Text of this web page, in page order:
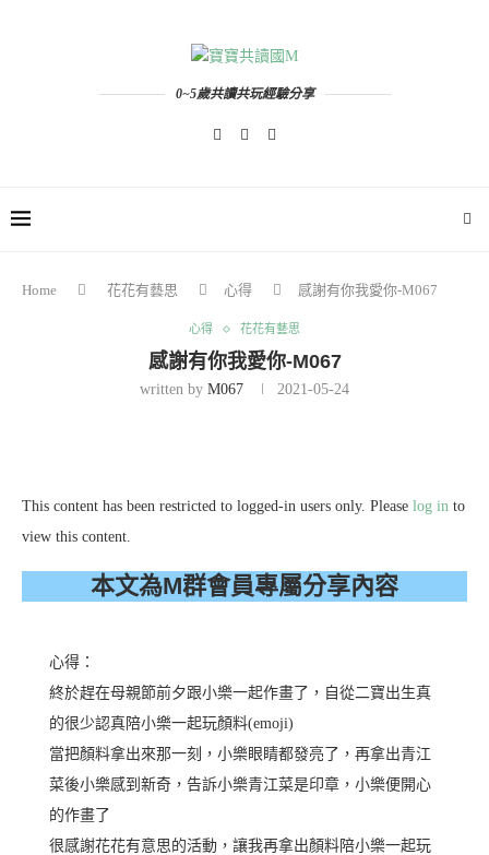
0~5歲共讀共玩經驗分享
Home 花花有藝思 心得 感謝有你我愛你-M067
心得 花花有藝思
感謝有你我愛你-M067
written by M067 2021-05-24
This content has been restricted to logged-in users only. Please log in to
view this content.
本文為M群會員專屬分享內容
心得：
終於趕在母親節前夕跟小樂一起作畫了，自從二寶出生真
的很少認真陪小樂一起玩顏料(emoji)
當把顏料拿出來那一刻，小樂眼睛都發亮了，再拿出青江
菜後小樂感到新奇，告訴小樂青江菜是印章，小樂便開心
的作畫了
很感謝花花有意思的活動，讓我再拿出顏料陪小樂一起玩